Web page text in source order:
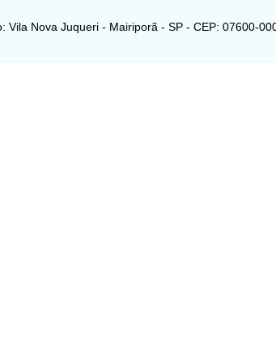
Vila Nova Juqueri - Mairiporã - SP - CEP: 07600-